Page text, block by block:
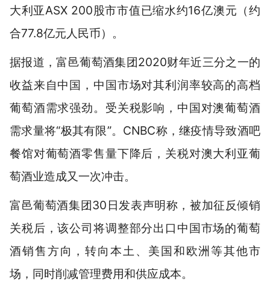
大利亚ASX 200股市市值已缩水约16亿澳元（约
合77.8亿元人民币）。
据报道，富邑葡萄酒集团2020财年近三分之一的
收益来自中国，中国市场对其利润率较高的高档
葡萄酒需求强劲。受关税影响，中国对澳葡萄酒
需求量将“极其有限”。CNBC称，继疫情导致酒吧
餐馆对葡萄酒零售量下降后，关税对澳大利亚葡
萄酒业造成又一次冲击。
富邑葡萄酒集团30日发表声明称，被加征反倾销
关税后，该公司将调整部分出口中国市场的葡萄
酒销售方向，转向本土、美国和欧洲等其他市
场，同时削减管理费用和供应成本。